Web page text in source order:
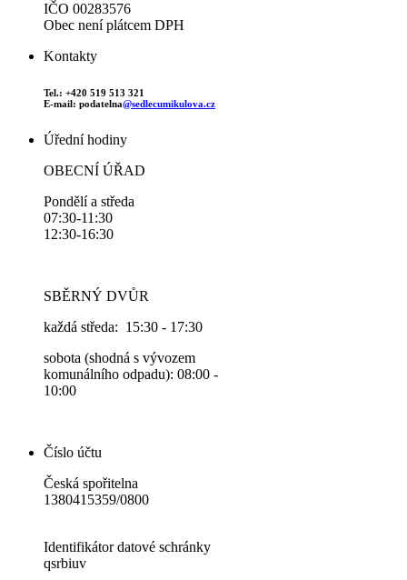
IČO 00283576
Obec není plátcem DPH
Kontakty
Tel.: +420 519 513 321
E-mail: podatelna@sedlecumikulova.cz
Úřední hodiny
OBECNÍ ÚŘAD
Pondělí a středa
07:30-11:30
12:30-16:30
SBĚRNÝ DVŮR
každá středa: 15:30 - 17:30
sobota (shodná s vývozem
komunálního odpadu): 08:00 -
10:00
Číslo účtu
Česká spořitelna
1380415359/0800
Identifikátor datové schránky
qsrbiuv